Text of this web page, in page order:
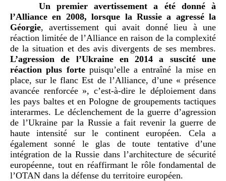
Un premier avertissement a été donné à
l’Alliance en 2008, lorsque la Russie a agressé la
Géorgie, avertissement qui avait donné lieu à une
réaction limitée de l’Alliance en raison de la complexité
de la situation et des avis divergents de ses membres.
L’agression de l’Ukraine en 2014 a suscité une
réaction plus fortepuisqu’elle a entraîné la mise en
place, sur le flanc Est de l’Alliance, d’une « présence
avancée renforcée », c’est-à-dire le déploiement dans
les pays baltes et en Pologne de groupements tactiques
interarmes. Le déclenchement de la guerre d’agression
de l’Ukraine par la Russie a fait revenir la guerre de
haute intensité sur le continent européen. Cela a
également sonné le glas de toute tentative d’une
intégration de la Russie dans l’architecture de sécurité
européenne, tout en réaffirmant le rôle fondamental de
l’OTAN dans la défense du territoire européen.